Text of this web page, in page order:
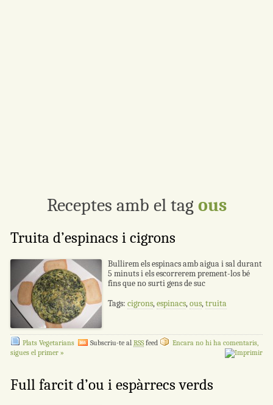
Receptes amb el tag ous
Truita d’espinacs i cigrons
Bullirem els espinacs amb aigua i sal durant
5 minuts i els escorrerem prement-los bé
fins que no surti gens de suc
Tags: cigrons,espinacs,ous,truita
Plats Vegetarians Subscriu-te al RSSfeed
Encara no hi ha comentaris,
sigues el primer »
Full farcit d’ou i espàrrecs verds